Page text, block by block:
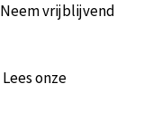
Neem vrijblijvend
Lees onze